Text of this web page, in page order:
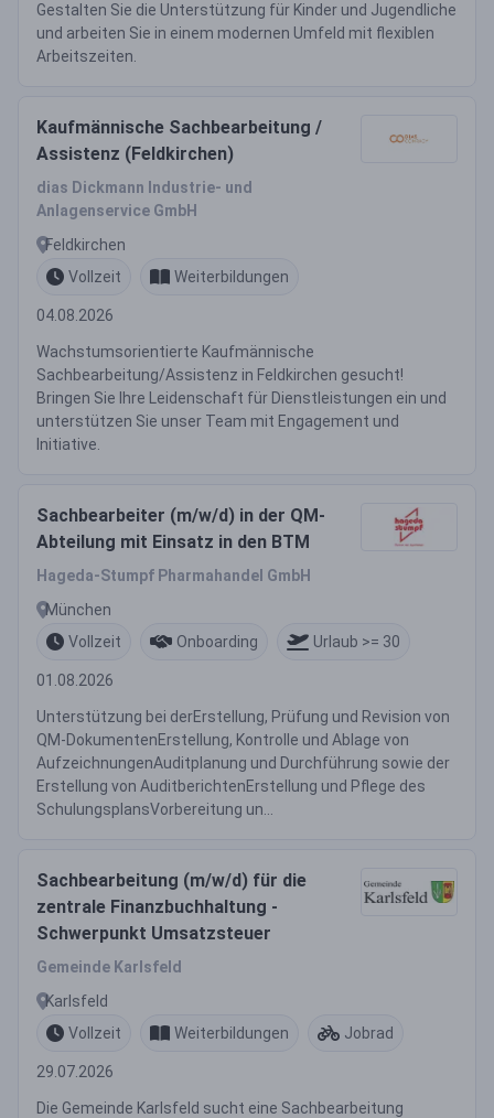
Gestalten Sie die Unterstützung für Kinder und Jugendliche
und arbeiten Sie in einem modernen Umfeld mit flexiblen
Arbeitszeiten.
Kaufmännische Sachbearbeitung /
Assistenz (Feldkirchen)
dias Dickmann Industrie- und
Anlagenservice GmbH
Feldkirchen
Vollzeit
Weiterbildungen
04.08.2026
Wachstumsorientierte Kaufmännische
Sachbearbeitung/Assistenz in Feldkirchen gesucht!
Bringen Sie Ihre Leidenschaft für Dienstleistungen ein und
unterstützen Sie unser Team mit Engagement und
Initiative.
Sachbearbeiter (m/w/d) in der QM-
Abteilung mit Einsatz in den BTM
Hageda-Stumpf Pharmahandel GmbH
München
Vollzeit
Onboarding Urlaub >= 30
01.08.2026
Unterstützung bei derErstellung, Prüfung und Revision von
QM-DokumentenErstellung, Kontrolle und Ablage von
AufzeichnungenAuditplanung und Durchführung sowie der
Erstellung von AuditberichtenErstellung und Pflege des
SchulungsplansVorbereitung un...
Sachbearbeitung (m/w/d) für die
zentrale Finanzbuchhaltung -
Schwerpunkt Umsatzsteuer
Gemeinde Karlsfeld
Karlsfeld
Vollzeit
Weiterbildungen Jobrad
29.07.2026
Die Gemeinde Karlsfeld sucht eine Sachbearbeitung